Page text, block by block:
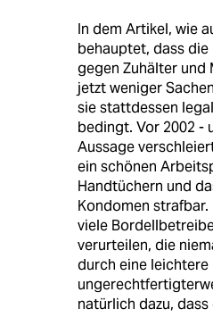
In dem Artikel, wie
behauptet, dass die
gegen Zuhälter und
jetzt weniger
sie stattdessen
bedingt. Vor 2002 -
Aussage
ein schönen
Handtüchern und
Kondomen
viele
verurteilen, die
durch eine leichtere
natürlich dazu,